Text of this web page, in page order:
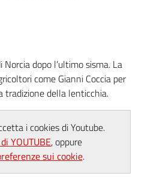
dopo l’ultimo sisma. La
come Gianni Coccia per
tradizione della lenticchia.
i cookies di Youtube.
YOUTUBE, oppure
sui cookie.